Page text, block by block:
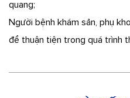
quang;
Người bệnh khám sản, phụ
để thuận tiện trong quá trình